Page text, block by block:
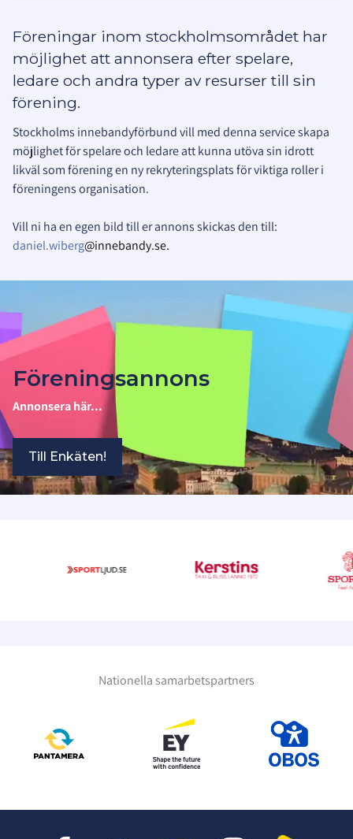
Föreningar inom stockholmsområdet har
möjlighet att annonsera efter spelare,
ledare och andra typer av resurser till sin
förening.
Stockholms innebandyförbund vill med denna service skapa
möjlighet för spelare och ledare att kunna utöva sin idrott
likväl som förening en ny rekryteringsplats för viktiga roller i
föreningens organisation.
Vill ni ha en egen bild till er annons skickas den till:
daniel.wiberg@innebandy.se.
Föreningsannons
Annonsera här...
Till Enkäten!
Nationella samarbetspartners